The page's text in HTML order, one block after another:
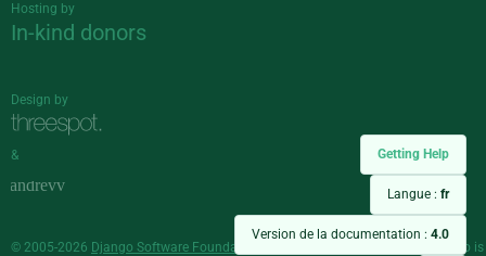
Getting Help
Langue : fr
Version de la documentation : 4.0
Hosting by
In-kind donors
Design by
&
© 2005-2026 Django Software Foundation and individual contributors. Django is